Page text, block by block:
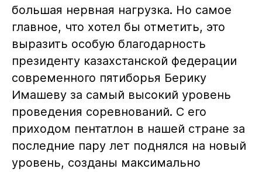
большая нервная нагрузка. Но самое
главное, что хотел бы отметить, это
выразить особую благодарность
президенту казахстанской федерации
современного пятиборья Берику
Имашеву за самый высокий уровень
проведения соревнований. С его
приходом пентатлон в нашей стране за
последние пару лет поднялся на новый
уровень, созданы максимально